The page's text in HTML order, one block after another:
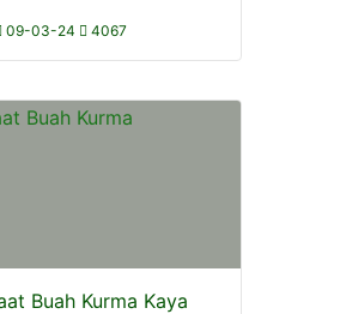
09-03-24 4067
Buah Kurma Kaya